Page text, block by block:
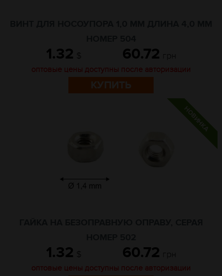
1.32 $ 60.72 грн
оптовые цены доступны после авторизации
КУПИТЬ
1.32 $ 60.72 грн
оптовые цены доступны после авторизации